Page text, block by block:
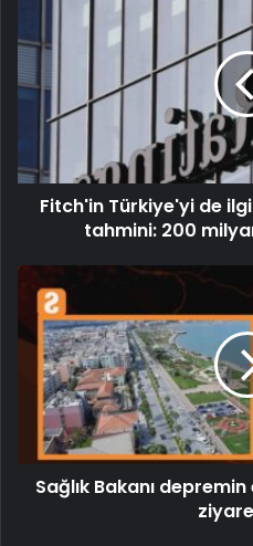
Fitch'in Türkiye'yi de
tahmini: 200
Sağlık Bakanı